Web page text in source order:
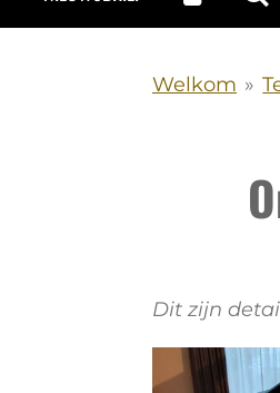
Welkom »
Dit zijn